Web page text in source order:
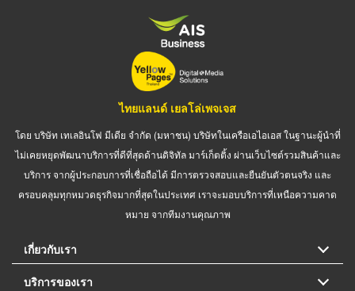
ไทยแลนด์ เยลโล่เพจเจส
โดย บริษัท เทเลอินโฟ มีเดีย จำกัด (มหาชน) บริษัทในเครือเอไอเอส ในฐานะผู้นำที่
ไม่เคยหยุดพัฒนาบริการที่ดีที่สุดด้านดิจิทัล มาร์เก็ตติ้ง ผ่านเว็บไซต์รวมสินค้าและ
บริการ จากผู้ประกอบการที่เชื่อถือได้ มีการตรวจสอบและยืนยันตัวตนจริง และ
ครอบคลุมทุกหมวดธุรกิจมากที่สุดในประเทศ เราจะมอบบริการที่เหนือความคาด
หมาย จากทีมงานคุณภาพ
เกี่ยวกับเรา
บริการของเรา